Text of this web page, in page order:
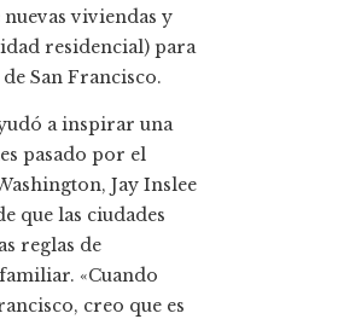
viviendas y
residencial) para
San Francisco.
a inspirar una
pasado por el
Jay Inslee
que las ciudades
reglas de
«Cuando
creo que es